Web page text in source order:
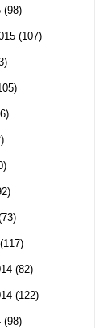
(98)
(107)
(117)
(82)
(122)
(98)